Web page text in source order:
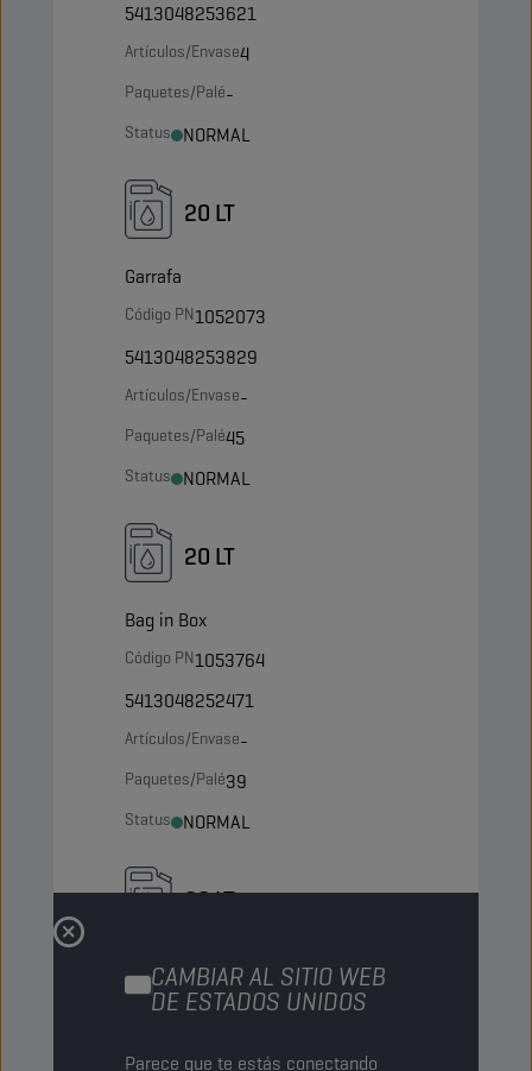
CAMBIAR AL SITIO WEB
DE ESTADOS UNIDOS
Parece que te estás conectando
5413048253621
Artículos/Envase4
Paquetes/Palé-
Status NORMAL
20 LT
Garrafa
Código PN1052073
5413048253829
Artículos/Envase-
Paquetes/Palé45
Status NORMAL
20 LT
Bag in Box
Código PN1053764
5413048252471
Artículos/Envase-
Paquetes/Palé39
Status NORMAL
60 LT
Barril
Código PN1052074